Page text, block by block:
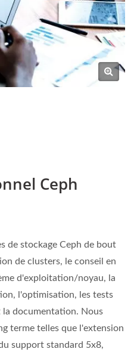
Ceph
de stockage Ceph de bout
de clusters, le conseil en
d'exploitation/noyau, la
l'optimisation, les tests
documentation. Nous
terme telles que l'extension
support standard 5x8,